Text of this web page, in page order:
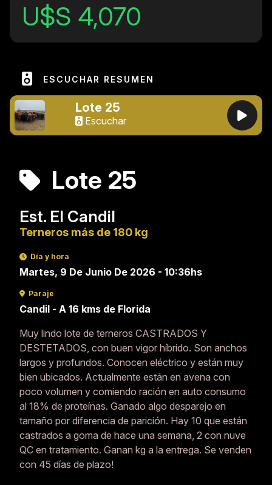
U$S 4,070
ESCUCHAR RESUMEN
Lote 25
Escuchar
Lote 25
Est. El Candil
Terneros más de 180 kg
Día y hora
Martes, 9 De Junio De 2026 - 10:36hs
Paraje
Candil - A 16 kms de Florida
Muy lindo lote de terneros CASTRADOS Y
DESTETADOS, con buen vigor híbrido. Son anchos
largos y profundos. Conocen eléctrico y están muy
bien ubicados. Actualmente están en avena con
poco volumen y comiendo ración en auto consumo
al 18% de proteínas. Ganado algo desparejo en
tamaño por diferencia de parición. Hay 10 que están
castrados a goma de hace una semana, 2 con nuve
QC en tratamiento. Ganan kg a la entrega. Se venden
con 45 días de plazo!